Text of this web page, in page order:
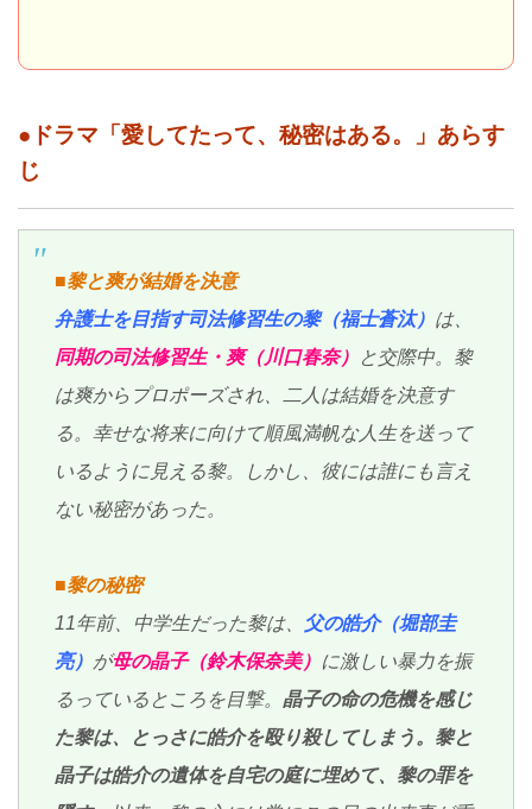
●ドラマ「愛してたって、秘密はある。」あらす
じ
■黎と爽が結婚を決意
弁護士を目指す司法修習生の黎（福士蒼汰） は、
同期の司法修習生・爽（川口春奈）
と交際中。黎
は爽からプロポーズされ、二人は結婚を決意す
る。幸せな将来に向けて順風満帆な人生を送って
いるように見える黎。しかし、彼には誰にも言え
ない秘密があった。
■黎の秘密
11年前、中学生だった黎は、
父の皓介（堀部圭
亮） が母の晶子（鈴木保奈美） に激しい暴力を振
るっているところを目撃。 晶子の命の危機を感じ
た黎は、とっさに皓介を殴り殺してしまう。黎と
晶子は皓介の遺体を自宅の庭に埋めて、黎の罪を